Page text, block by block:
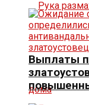
Выплаты